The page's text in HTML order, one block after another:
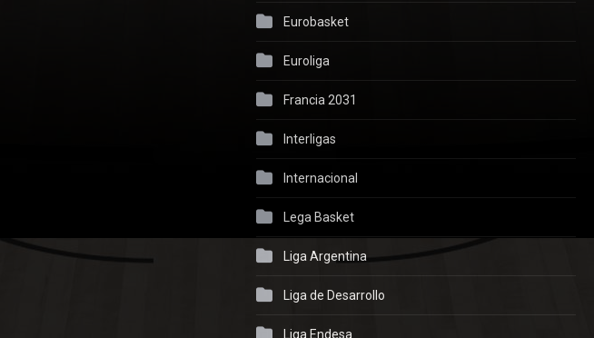
Eurobasket
Euroliga
Francia 2031
Interligas
Internacional
Lega Basket
Liga Argentina
Liga de Desarrollo
Liga Endesa